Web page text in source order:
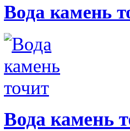
Вода камень
Вода камень